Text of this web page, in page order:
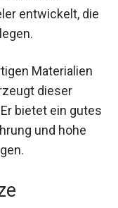
entwickelt,
legen.
Materialien
dieser
bietet ein
und